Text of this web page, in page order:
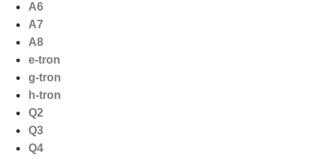
A6
A7
A8
e-tron
g-tron
h-tron
Q2
Q3
Q4